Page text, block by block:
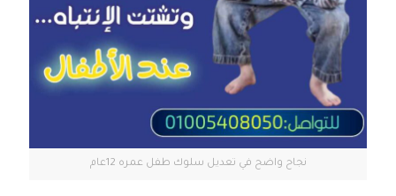
نجاح واضح في تعديل سلوك طفل عمره 12عام